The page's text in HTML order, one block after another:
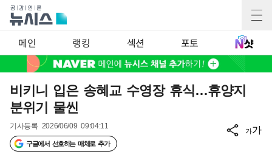
메인 랭킹 섹션 포토
비키니 입은 송혜교 수영장 휴식…휴양지
분위기 물씬
기사등록 2026/06/09 09:04:11
구글에서 선호하는 매체로 추가
가가